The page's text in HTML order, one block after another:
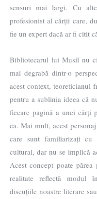
sensuri mai largi. Cu
profesionist al cărții care,
fie un expert dacă ar fi citit
Bibliotecarul lui Musil nu
mai degrabă dintr-o
acest context, teoreticianul
pentru a sublinia ideea că
fiecare pagină a unei cărți
ea. Mai mult, acest
care sunt familiarizați
cultural, dar nu se implică
Acest concept poate
realitate reflectă modul
discuțiile noastre literare